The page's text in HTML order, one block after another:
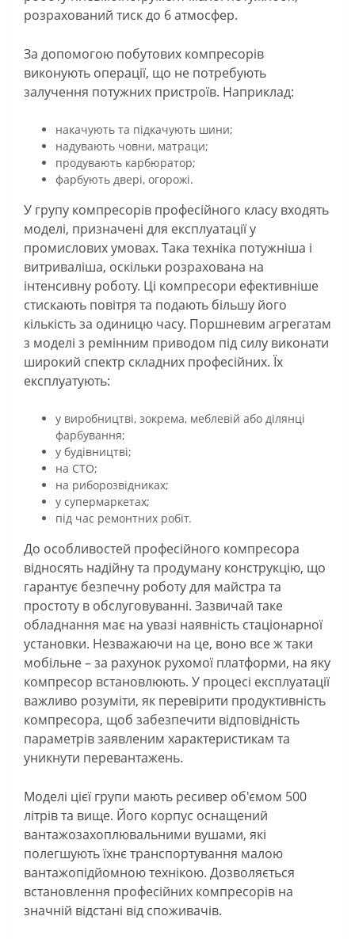
розрахований тиск до 6 атмосфер.
За допомогою побутових компресорів
виконують операції, що не потребують
залучення потужних пристроїв. Наприклад:
накачують та підкачують шини;
надувають човни, матраци;
продувають карбюратор;
фарбують двері, огорожі.
У групу компресорів професійного класу входять
моделі, призначені для експлуатації у
промислових умовах. Така техніка потужніша і
витриваліша, оскільки розрахована на
інтенсивну роботу. Ці компресори ефективніше
стискають повітря та подають більшу його
кількість за одиницю часу. Поршневим агрегатам
з моделі з ремінним приводом під силу виконати
широкий спектр складних професійних. Їх
експлуатують:
у виробництві, зокрема, меблевій або ділянці
фарбування;
у будівництві;
на СТО;
на риборозвідниках;
у супермаркетах;
під час ремонтних робіт.
До особливостей професійного компресора
відносять надійну та продуману конструкцію, що
гарантує безпечну роботу для майстра та
простоту в обслуговуванні. Зазвичай таке
обладнання має на увазі наявність стаціонарної
установки. Незважаючи на це, воно все ж таки
мобільне – за рахунок рухомої платформи, на яку
компресор встановлюють. У процесі експлуатації
важливо розуміти, як перевірити продуктивність
компресора, щоб забезпечити відповідність
параметрів заявленим характеристикам та
уникнути перевантажень.
Моделі цієї групи мають ресивер об'ємом 500
літрів та вище. Його корпус оснащений
вантажозахоплювальними вушами, які
полегшують їхнє транспортування малою
вантажопідйомною технікою. Дозволяється
встановлення професійних компресорів на
значній відстані від споживачів.